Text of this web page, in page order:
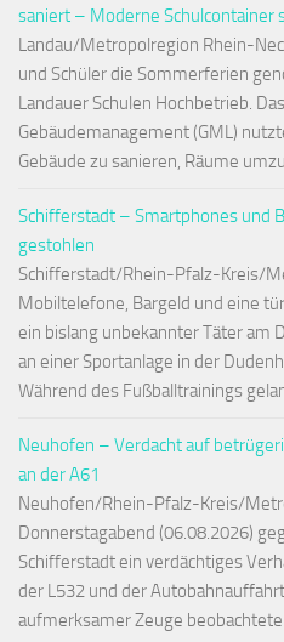
saniert – Moderne Schulcontainer
Landau/Metropolregion Rhein-
und Schüler die Sommerferien
Landauer Schulen Hochbetrieb.
Gebäudemanagement (GML)
Gebäude zu sanieren, Räume
Schifferstadt – Smartphones und
gestohlen
Schifferstadt/Rhein-Pfalz-Kreis/
Mobiltelefone, Bargeld und eine
ein bislang unbekannter Täter am
an einer Sportanlage in der
Während des Fußballtrainings
Neuhofen – Verdacht auf
an der A61
Neuhofen/Rhein-Pfalz-Kreis/
Donnerstagabend (06.08.2026)
Schifferstadt ein verdächtiges
der L532 und der
aufmerksamer Zeuge